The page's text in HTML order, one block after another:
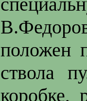
положен
ствола
коробке,